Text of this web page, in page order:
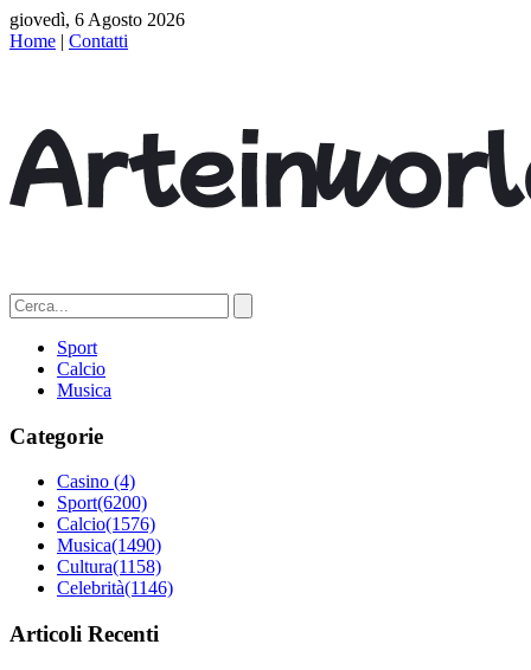
giovedì, 6 Agosto 2026
Home | Contatti
Sport
Calcio
Musica
Categorie
Casino (4)
Sport(6200)
Calcio(1576)
Musica(1490)
Cultura(1158)
Celebrità(1146)
Articoli Recenti